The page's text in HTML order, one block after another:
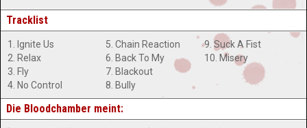
Tracklist
1. Ignite Us
2. Relax
3. Fly
4. No Control
5. Chain Reaction
6. Back To My
7. Blackout
8. Bully
9. Suck A Fist
10. Misery
Die Bloodchamber meint: